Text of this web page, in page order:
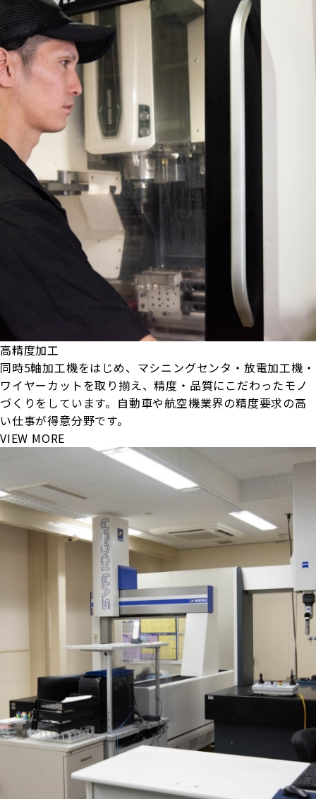
高精度加工
同時5軸加工機をはじめ、マシニングセンタ・放電加工機・
ワイヤーカットを取り揃え、精度・品質にこだわったモノ
づくりをしています。自動車や航空機業界の精度要求の高
い仕事が得意分野です。
VIEW MORE